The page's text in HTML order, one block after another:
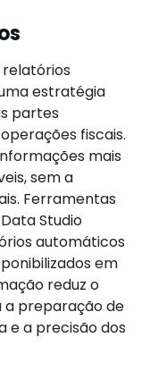
estratégia
partes
fiscais.
mais
sem a
Ferramentas
Studio
automáticos
em
reduz o
a preparação de
e a precisão dos